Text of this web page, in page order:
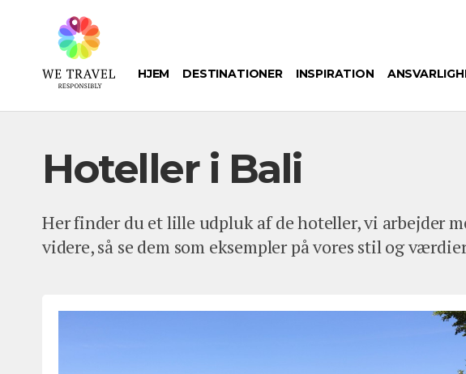
hovedindhold
HJEM DESTINATIONER INSPIRATION
Hoteller i Bali
Her finder du et lille udpluk af de hoteller, vi arbejder
videre, så se dem som eksempler på vores stil og